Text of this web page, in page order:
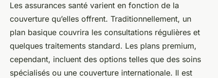
Les assurances santé varient en fonction de la
couverture qu’elles offrent. Traditionnellement, un
plan basique couvrira les consultations régulières et
quelques traitements standard. Les plans premium,
cependant, incluent des options telles que des soins
spécialisés ou une couverture internationale. Il est